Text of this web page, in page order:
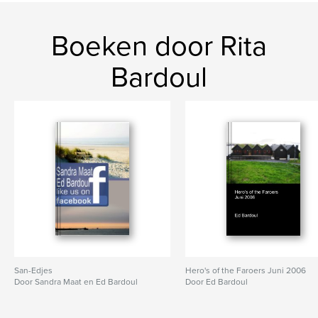
Boeken door Rita
Bardoul
San-Edjes
Door Sandra Maat en Ed Bardoul
Hero's of the Faroers Juni 2006
Door Ed Bardoul